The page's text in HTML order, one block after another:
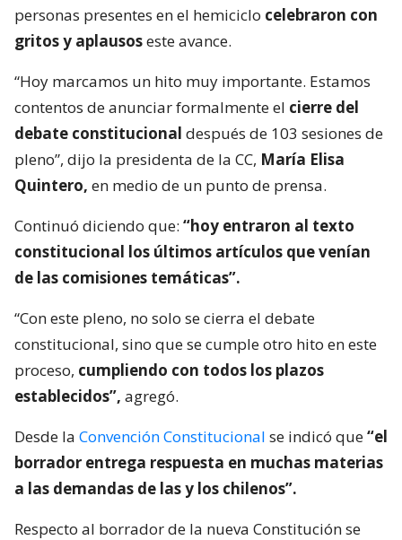
personas presentes en el hemiciclo celebraron con
gritos y aplausoseste avance.
“Hoy marcamos un hito muy importante. Estamos
contentos de anunciar formalmente el cierre del
debate constitucional después de 103 sesiones de
pleno”, dijo la presidenta de la CC, María Elisa
Quintero, en medio de un punto de prensa.
Continuó diciendo que: “hoy entraron al texto
constitucional los últimos artículos que venían
de las comisiones temáticas”.
“Con este pleno, no solo se cierra el debate
constitucional, sino que se cumple otro hito en este
proceso, cumpliendo con todos los plazos
establecidos”, agregó.
Desde la Convención Constitucional se indicó que“el
borrador entrega respuesta en muchas materias
a las demandas de las y los chilenos”.
Respecto al borrador de la nueva Constitución se